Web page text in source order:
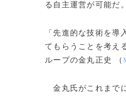
る自主運営が可能だ。
「先進的な技術を
てもらうことを考え
ループの金丸正史 （
金丸氏がこれまで